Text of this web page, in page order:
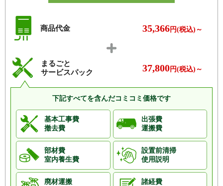
（上地）、末武上（浴）、末武上（戎町）、末武上（華
橋）、末武上（大黒町）、末武上（常森）、末武上（中
市）、末武上（西町）、末武上（東町）、末武上（緑ケ
丘）、末武上（南花岡）、末武下、末武下（あけぼの
末武中（朝日台）、末武中（荒神）、末武中（西河
原）、末武中（東中村）、末武中（広石）、末武中（向
香力）、末武中（山根）、末武中（和田）、せせらぎ
町、瀬戸、瀬戸（後山）、瀬戸（高橋）、瀬戸（中
瀬）、瀬戸（中原）
タ行 中央町、藤光町、東陽、東和
ナ行
中市、中島町、中須南、西市、西豊井、西豊井（相生
町）、西豊井（旭町）、西豊井（幸町）、西豊井（汐見
町）、西豊井（高砂町）、西豊井（所田）、西豊井（本
町）、西豊井（都町）、西豊井（元町東）、西豊井（元
町西）、西柳、温見、温見（後山）、温見（道谷）、望
商品代金 35,366円(税込)～
まるごと
サービスパック
37,800円(税込)～
下記すべてを含んだコミコミ価格です
基本工事費
撤去費
出張費
運搬費
部材費
室内養生費
設置前清掃
使用説明
廃材運搬
諸経費